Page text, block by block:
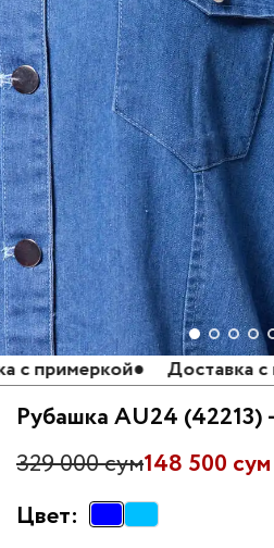
● Доставка с
Рубашка AU24 (42213)
148 500 сум
329 000 сум
Цвет: